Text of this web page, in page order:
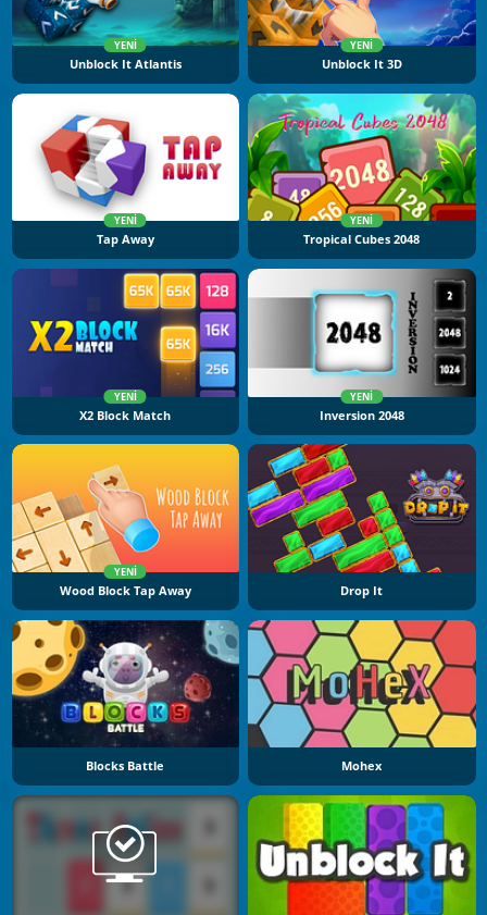
YENI
Unblock It Atlantis
YENI
Unblock It 3D
YENI
Tap Away
YENI
Tropical Cubes 2048
YENI
X2 Block Match
YENI
Inversion 2048
YENI
Wood Block Tap Away Drop It
Blocks Battle Mohex